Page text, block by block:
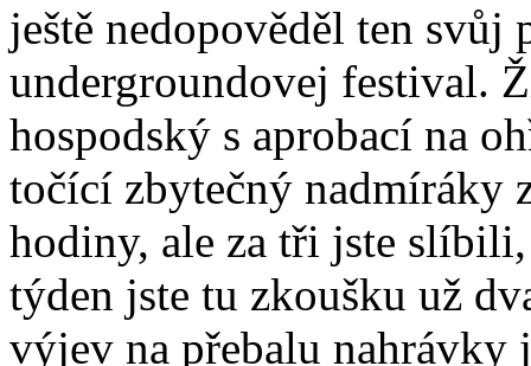
ještě nedopověděl ten svůj
undergroundovej festival.
hospodský s aprobací na
točící zbytečný nadmíráky
hodiny, ale za tři jste
týden jste tu zkoušku už
výjev na přebalu nahrávky